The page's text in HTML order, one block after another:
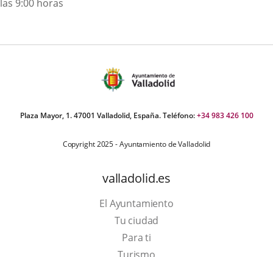
las 9:00 horas
Plaza Mayor, 1. 47001 Valladolid, España. Teléfono:+34 983 426 100
Copyright 2025 - Ayuntamiento de Valladolid
valladolid.es
El Ayuntamiento
Tu ciudad
Para ti
Este